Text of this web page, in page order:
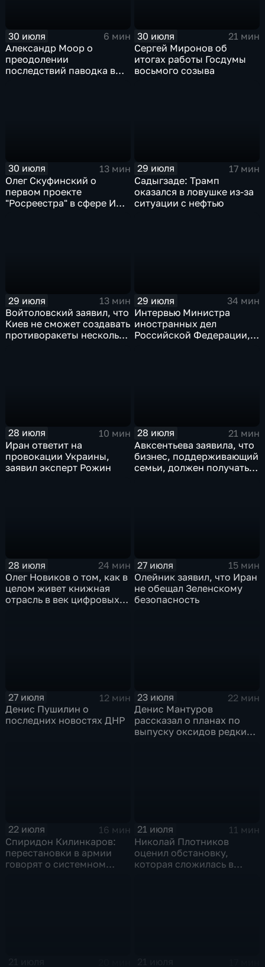
30 июля
6 мин
Александр Моор о
преодолении
последствий паводка в
30 июля
21 мин
Сергей Миронов об
итогах работы Госдумы
восьмого созыва
30 июля
13 мин
Олег Скуфинский о
первом проекте
"Росреестра" в сфере ИИ
29 июля
17 мин
Садыгзаде: Трамп
оказался в ловушке из-за
ситуации с нефтью
29 июля
13 мин
Войтоловский заявил, что
Киев не сможет создавать
противоракеты несколько
29 июля
34 мин
Интервью Министра
иностранных дел
Российской Федерации,
28 июля
10 мин
Иран ответит на
провокации Украины,
заявил эксперт Рожин
28 июля
21 мин
Авксентьева заявила, что
бизнес, поддерживающий
семьи, должен получать
28 июля
24 мин
Олег Новиков о том, как в
целом живет книжная
отрасль в век цифровых
27 июля
15 мин
Олейник заявил, что Иран
не обещал Зеленскому
безопасность
27 июля
12 мин
Денис Пушилин о
последних новостях ДНР
23 июля
22 мин
Денис Мантуров
рассказал о планах по
выпуску оксидов редких
22 июля
16 мин
Спиридон Килинкаров:
перестановки в армии
говорят о системном
21 июля
11 мин
Николай Плотников
оценил обстановку,
которая сложилась в